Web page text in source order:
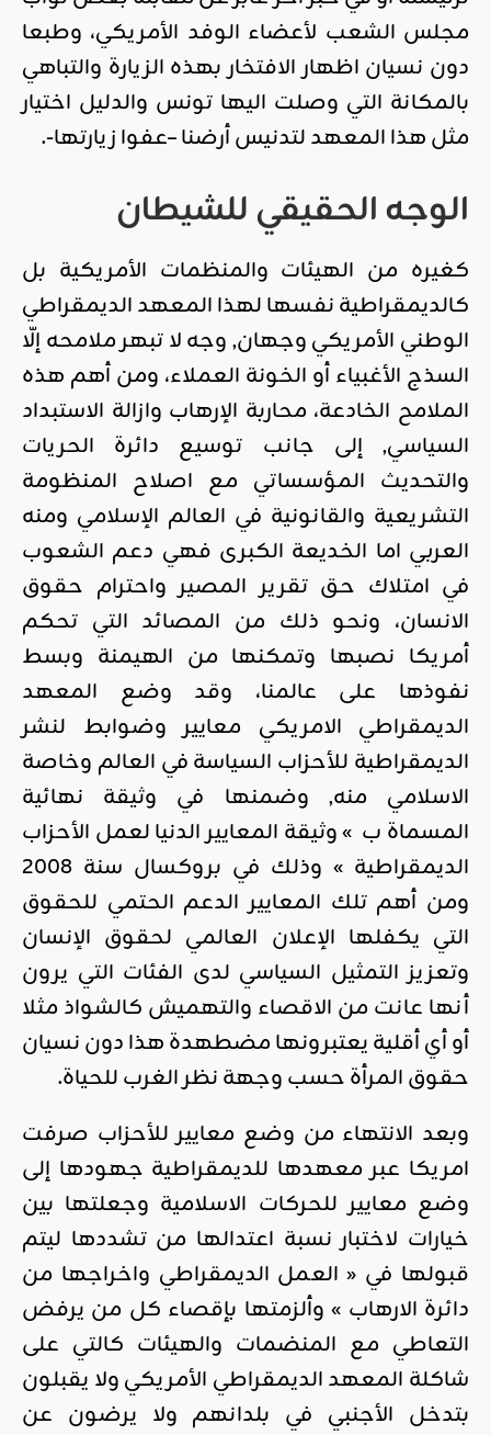
مجلس الشعب لأعضاء الوفد الأمريكي، وطبعا
دون نسيان اظهار الافتخار بهذه الزيارة والتباهي
بالمكانة التي وصلت اليها تونس والدليل اختيار
مثل هذا المعهد لتدنيس أرضنا –عفوا زيارتها-.
الوجه الحقيقي للشيطان
كغيره من الهيئات والمنظمات الأمريكية بل
كالديمقراطية نفسها لهذا المعهد الديمقراطي
الوطني الأمريكي وجهان, وجه لا تبهر ملامحه إلّا
السذج الأغبياء أو الخونة العملاء، ومن أهم هذه
الملامح الخادعة، محاربة الإرهاب وازالة الاستبداد
السياسي, إلى جانب توسيع دائرة الحريات
والتحديث المؤسساتي مع اصلاح المنظومة
التشريعية والقانونية في العالم الإسلامي ومنه
العربي اما الخديعة الكبرى فهي دعم الشعوب
في امتلاك حق تقرير المصير واحترام حقوق
الانسان، ونحو ذلك من المصائد التي تحكم
أمريكا نصبها وتمكنها من الهيمنة وبسط
نفوذها على عالمنا، وقد وضع المعهد
الديمقراطي الامريكي معايير وضوابط لنشر
الديمقراطية للأحزاب السياسة في العالم وخاصة
الاسلامي منه, وضمنها في وثيقة نهائية
المسماة ب » وثيقة المعايير الدنيا لعمل الأحزاب
الديمقراطية » وذلك في بروكسال سنة 2008
ومن أهم تلك المعايير الدعم الحتمي للحقوق
التي يكفلها الإعلان العالمي لحقوق الإنسان
وتعزيز التمثيل السياسي لدى الفئات التي يرون
أنها عانت من الاقصاء والتهميش كالشواذ مثلا
أو أي أقلية يعتبرونها مضطهدة هذا دون نسيان
حقوق المرأة حسب وجهة نظر الغرب للحياة.
وبعد الانتهاء من وضع معايير للأحزاب صرفت
امريكا عبر معهدها للديمقراطية جهودها إلى
وضع معايير للحركات الاسلامية وجعلتها بين
خيارات لاختبار نسبة اعتدالها من تشددها ليتم
قبولها في « العمل الديمقراطي واخراجها من
دائرة الارهاب » وألزمتها بإقصاء كل من يرفض
التعاطي مع المنضمات والهيئات كالتي على
شاكلة المعهد الديمقراطي الأمريكي ولا يقبلون
بتدخل الأجنبي في بلدانهم ولا يرضون عن